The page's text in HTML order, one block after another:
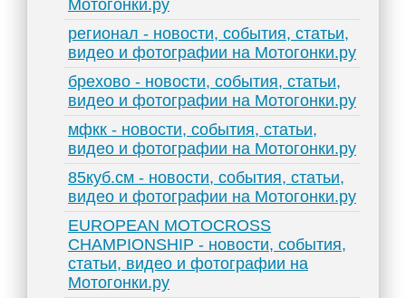
Мотогонки.ру
регионал - новости, события, статьи,
видео и фотографии на Мотогонки.ру
брехово - новости, события, статьи,
видео и фотографии на Мотогонки.ру
мфкк - новости, события, статьи,
видео и фотографии на Мотогонки.ру
85куб.см - новости, события, статьи,
видео и фотографии на Мотогонки.ру
EUROPEAN MOTOCROSS
CHAMPIONSHIP - новости, события,
статьи, видео и фотографии на
Мотогонки.ру